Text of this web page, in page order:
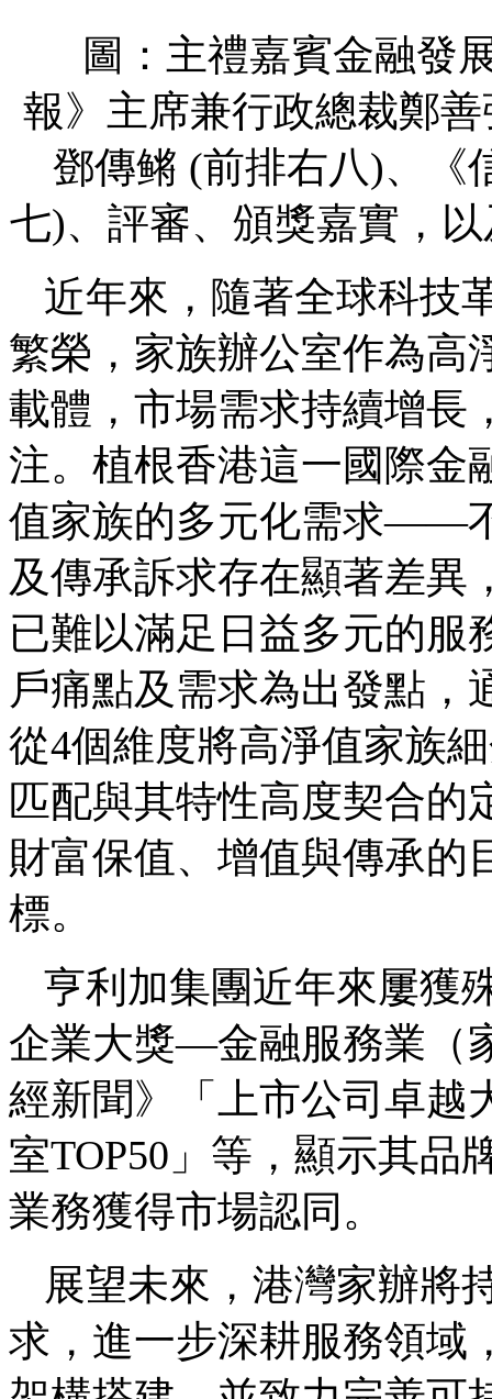
圖：主禮嘉賓金融發
報》主席兼行政總裁鄭
鄧傳鳉 (前排右八)、《
七)、評審、頒獎嘉實，
近年來，隨著全球科技
繁榮，家族辦公室作為高
載體，市場需求持續增長
注。植根香港這一國際金
值家族的多元化需求——
及傳承訴求存在顯著差異
已難以滿足日益多元的服
戶痛點及需求為出發點，
從4個維度將高淨值家族
匹配與其特性高度契合的
財富保值、增值與傳承的
標。
亨利加集團近年來屢獲
企業大獎—金融服務業（
經新聞》「上市公司卓越
室TOP50」等，顯示其品
業務獲得市場認同。
展望未來，港灣家辦將
求，進一步深耕服務領域